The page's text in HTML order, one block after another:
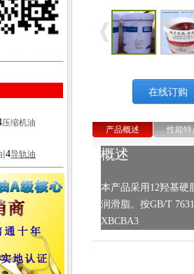
压缩机油
|4导轨油
在线订购
产品概述 性能特
概述
本产品采用12羟基硬
润滑脂。按GB/T
XBCBA3